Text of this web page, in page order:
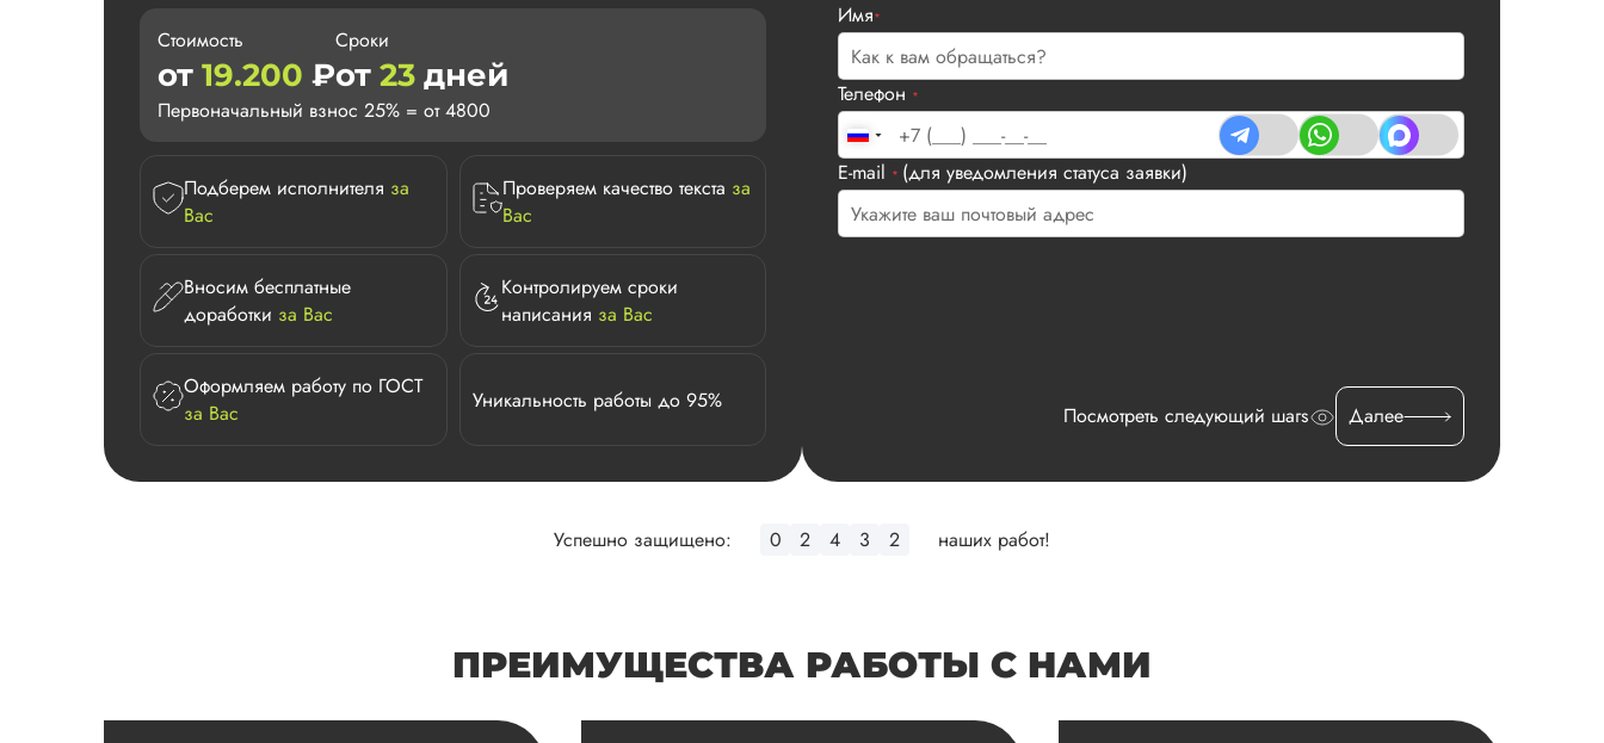
Стоимость
от 19.200 ₽
Сроки
от 23 дней
Первоначальный взнос 25% = от 4800
Подберем исполнителя за
Вас
Проверяем качество текста за
Вас
Вносим бесплатные
доработки за Вас
Контролируем сроки
написания за Вас
Оформляем работу по ГОСТ
за Вас
Уникальность работы до 95%
Имя*
Телефон *
E-mail * (для уведомления статуса заявки)
Посмотреть следующий шагs Далее
Успешно защищено: 2
3
4
2
0 наших работ!
ПРЕИМУЩЕСТВА РАБОТЫ С НАМИ